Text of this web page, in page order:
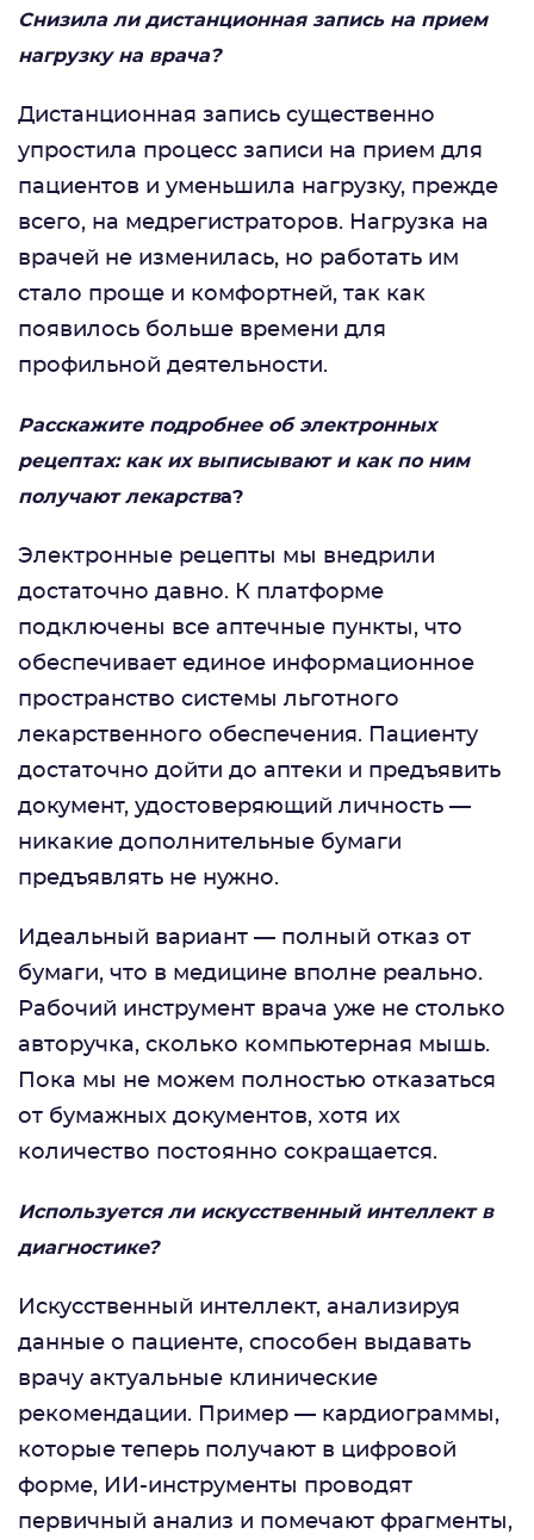
Снизила ли дистанционная запись на прием
нагрузку на врача?
Дистанционная запись существенно
упростила процесс записи на прием для
пациентов и уменьшила нагрузку, прежде
всего, на медрегистраторов. Нагрузка на
врачей не изменилась, но работать им
стало проще и комфортней, так как
появилось больше времени для
профильной деятельности.
Расскажите подробнее об электронных
рецептах: как их выписывают и как по ним
получают лекарства?
Электронные рецепты мы внедрили
достаточно давно. К платформе
подключены все аптечные пункты, что
обеспечивает единое информационное
пространство системы льготного
лекарственного обеспечения. Пациенту
достаточно дойти до аптеки и предъявить
документ, удостоверяющий личность —
никакие дополнительные бумаги
предъявлять не нужно.
Идеальный вариант — полный отказ от
бумаги, что в медицине вполне реально.
Рабочий инструмент врача уже не столько
авторучка, сколько компьютерная мышь.
Пока мы не можем полностью отказаться
от бумажных документов, хотя их
количество постоянно сокращается.
Используется ли искусственный интеллект в
диагностике?
Искусственный интеллект, анализируя
данные о пациенте, способен выдавать
врачу актуальные клинические
рекомендации. Пример — кардиограммы,
которые теперь получают в цифровой
форме, ИИ-инструменты проводят
первичный анализ и помечают фрагменты,